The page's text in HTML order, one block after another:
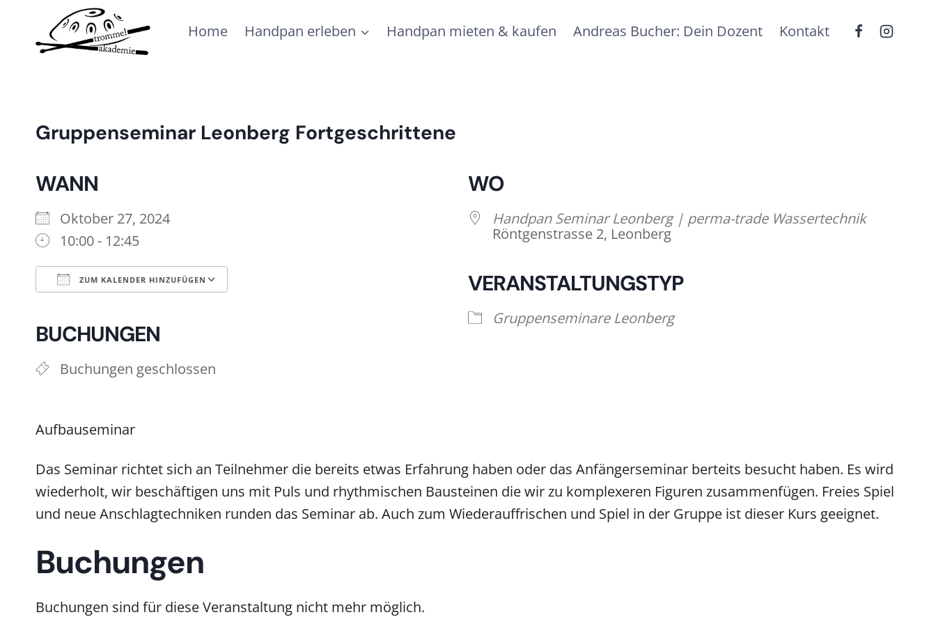
springen
Home Handpan erleben Handpan mieten & kaufen Andreas Bucher: Dein Dozent Kontakt
Gruppenseminar Leonberg Fortgeschrittene
WANN
Oktober 27, 2024
10:00 - 12:45
ZUM KALENDER HINZUFÜGEN
iCalendar Office 365
BUCHUNGEN
Buchungen geschlossen
WO
Handpan Seminar Leonberg | perma-trade Wassertechnik
Röntgenstrasse 2, Leonberg
VERANSTALTUNGSTYP
Gruppenseminare Leonberg
Aufbauseminar
Das Seminar richtet sich an Teilnehmer die bereits etwas Erfahrung haben oder das Anfängerseminar berteits besucht haben. Es wird
wiederholt, wir beschäftigen uns mit Puls und rhythmischen Bausteinen die wir zu komplexeren Figuren zusammenfügen. Freies Spiel
und neue Anschlagtechniken runden das Seminar ab. Auch zum Wiederauffrischen und Spiel in der Gruppe ist dieser Kurs geeignet.
Buchungen
Buchungen sind für diese Veranstaltung nicht mehr möglich.